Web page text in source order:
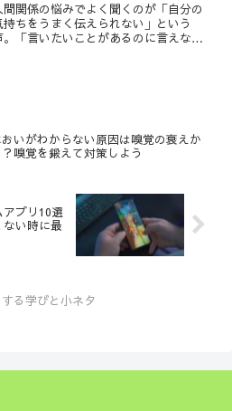
間関係の悩みでよく聞くのが「自分の
持ちをうまく伝えられない」という
。「言いたいことがあるのに言えな
おいがわからない原因は嗅覚の衰えか
嗅覚を鍛えて対策しよう
プリ10選
ない時に最
る学びと小ネタ